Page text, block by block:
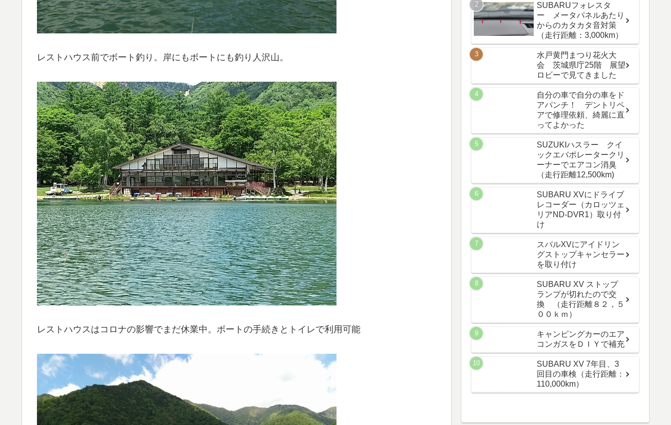
レストハウス前でボート釣り。岸にもボートにも釣り人沢山。
レストハウスはコロナの影響でまだ休業中。ボートの手続きとトイレで利用可能
SUBARUフォレスタ
ー メータパネルあたり
からのカタカタ音対策
（走行距離：3,000km）
水戸黄門まつり花火大
会 茨城県庁25階 展望
ロビーで見てきました
自分の車で自分の車をド
アパンチ！ デントリペ
アで修理依頼、綺麗に直
ってよかった
SUZUKIハスラー クイ
ックエバポレータークリ
ーナーでエアコン消臭
（走行距離12,500km)
SUBARU XVにドライブ
レコーダー（カロッツェ
リアND-DVR1）取り付
け
スバルXVにアイドリン
グストップキャンセラー
を取り付け
SUBARU XV ストップ
ランプが切れたので交
換 （走行距離８２，５
００ｋｍ）
キャンピングカーのエア
コンガスをＤＩＹで補充
SUBARU XV 7年目、3
回目の車検（走行距離：
110,000km）